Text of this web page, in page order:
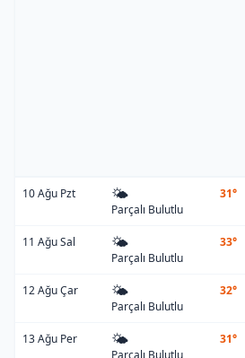
10 Ağu Pzt 🌤️
Parçalı Bulutlu
31°
11 Ağu Sal 🌤️
Parçalı Bulutlu
33°
12 Ağu Çar 🌤️
Parçalı Bulutlu
32°
13 Ağu Per 🌤️
Parçalı Bulutlu
31°